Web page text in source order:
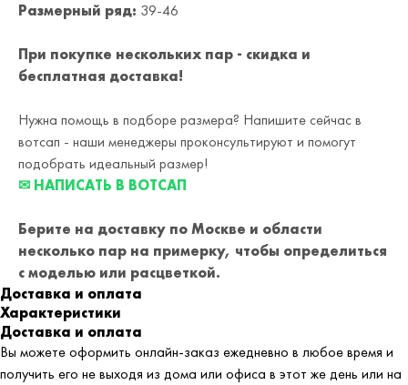
Размерный ряд: 39-46
При покупке нескольких пар - скидка и
бесплатная доставка!
Нужна помощь в подборе размера? Напишите сейчас в
вотсап - наши менеджеры проконсультируют и помогут
подобрать идеальный размер!
✉ НАПИСАТЬ В ВОТСАП
Берите на доставку по Москве и области
несколько пар на примерку, чтобы определиться
с моделью или расцветкой.
Доставка и оплата
Характеристики
Доставка и оплата
Вы можете оформить онлайн-заказ ежедневно в любое время и
получить его не выходя из дома или офиса в этот же день или на